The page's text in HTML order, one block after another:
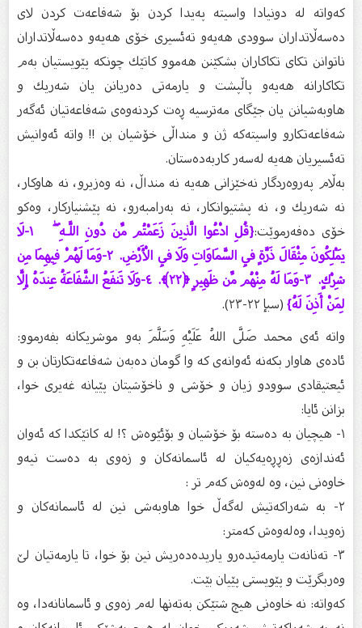
كەواتە لە دونیادا واسیتە پەیدا كردن بۆ شەفاعەت كردن لای
دەسەڵاتداران سوودی هەیەو تەئسیری خۆی هەیەو دەسەڵاتداران
ناتوانن تكای تكاكاران بشكێنن هەموو كاتێك چونكە پێویستیان بەم
تكاكارانە هەیەو پاڵپشت و یارمەتی دەریانن یان شەریك و
هاوبەشیانن یان جێگای مەترسیە ڕەت كردنەوەی شەفاعەتیان ئەگەر
شەفاعەتكارو واسیتەكە ژن و منداڵی خۆشیان بن !! واتە ئەوانیش
تەئسیریان هەیە لەسەر كاربەدەستان.
بەڵام پەروەردگار نەخێزانی هەیە نە منداڵ، نە وەزیرو، نە هاوكار،
نە شەریك و، نە پشتیوانكار، نە بەرامبەرو، نە پێشنیاركار، وەكو
خۆی دەفەرموێت:
{قُلِ ادْعُوا الَّذِينَ زَعَمْتُم مِّن دُونِ اللَّـهِ ۖ ١-لَا
يَمْلِكُونَ مِثْقَالَ ذَرَّةٍ فِي السَّمَاوَاتِ وَلَا فِي الْأَرْضِ. ٢-وَمَا لَهُمْ فِيهِمَا مِن
شِرْكٍ. ٣-وَمَا لَهُ مِنْهُم مِّن ظَهِيرٍ ﴿٢٢﴾. ٤-وَلَا تَنفَعُ الشَّفَاعَةُ عِندَهُ إِلَّا
لِمَنْ أَذِنَ لَهُ}(سبإ ٢٢-٢٣).
واتە ئەی محمد صَلَّى اللهُ عَلَيْهِ وَسَلَّمَ بەو موشریكانە بفەرموو:
ئادەی هاوار بكەنە ئەوانەی كە وا گومان دەبەن شەفاعەتكارتان بن و
ئیعتیقادی سوودو زیان و خۆشی و ناخۆشیتان پێیانە غەیری خوا،
بزانن ئایا:
١- هیچیان بە دەستە بۆ خۆشیان و بۆئێوەش ؟! لە كاتێكدا كە ئەوان
ئەندازەی زەڕڕەیەكیان لە ئاسمانەكان و زەوی بە دەست نیەو
خاوەنی نین، وە لەوەش كەم تر :
٢- بە شەراكەتیش لەگەڵ خوا هاوبەشی نین لە ئاسمانەكان و
زەویدا، وەلەوەش كەمتر:
٣- تەنانەت یارمەتیدەرو یاریدەدەریش نین بۆ خوا، تا یارمەتیان لێ‌
وەربگرێت و پێویستی پێیان بێت.
كەواتە: نە خاوەنی هیچ شتێكن بەتەنها لەم زەوی و ئاسمانانەدا، وە